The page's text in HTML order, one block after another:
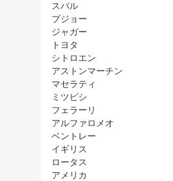
スバル
プジョー
ジャガー
トヨタ
シトロエン
アストンマーチン
マセラティ
ミツビシ
フェラーリ
アルファロメオ
ベントレー
イギリス
ロータス
アメリカ